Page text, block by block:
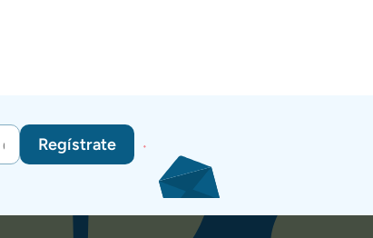
Regístrate